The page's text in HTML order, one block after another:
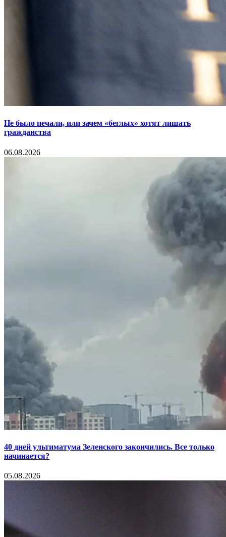
Не было печали, или зачем «беглых» хотят лишать
гражданства
06.08.2026
40 дней ультиматума Зеленского закончились. Все только
начинается?
05.08.2026